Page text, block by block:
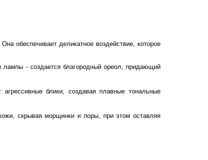
обеспечивает деликатное воздействие, которое
лампы - создается благородный ореол, придающий
блики, создавая плавные тональные
скрывая морщинки и поры, при этом оставляя